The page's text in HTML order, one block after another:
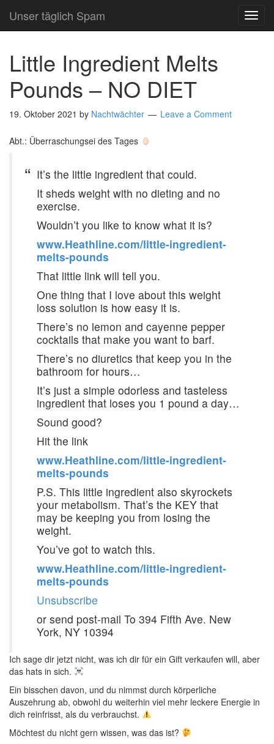
Unser täglich Spam
Little Ingredient Melts
Pounds – NO DIET
19. Oktober 2021 by Nachtwächter Leave a Comment
Abt.: Überraschungsei des Tages
It’s the little ingredient that could.
It sheds weight with no dieting and no
exercise.
Wouldn’t you like to know what it is?
www.Heathline.com/little-ingredient-
melts-pounds
That little link will tell you.
One thing that I love about this weight
loss solution is how easy it is.
There’s no lemon and cayenne pepper
cocktails that make you want to barf.
There’s no diuretics that keep you in the
bathroom for hours…
It’s just a simple odorless and tasteless
ingredient that loses you 1 pound a day…
Sound good?
Hit the link
www.Heathline.com/little-ingredient-
melts-pounds
P.S. This little ingredient also skyrockets
your metabolism. That’s the KEY that
may be keeping you from losing the
weight.
You’ve got to watch this.
www.Heathline.com/little-ingredient-
melts-pounds
Unsubscribe
or send post-mail To 394 Fifth Ave. New
York, NY 10394
Ich sage dir jetzt nicht, was ich dir für ein Gift verkaufen will, aber
das hats in sich.
Ein bisschen davon, und du nimmst durch körperliche
Auszehrung ab, obwohl du weiterhin viel mehr leckere Energie in
dich reinfrisst, als du verbrauchst.
Möchtest du nicht gern wissen, was das ist?